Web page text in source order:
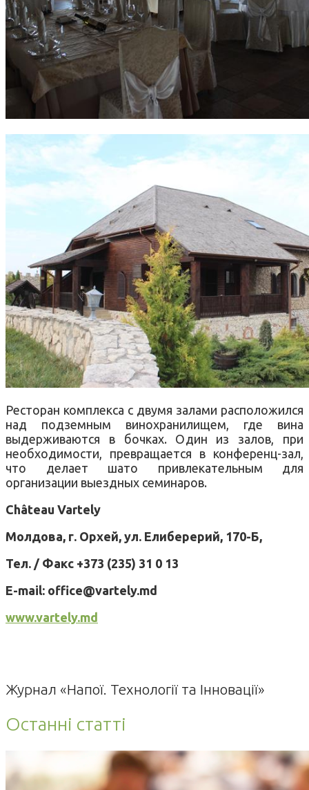
Ресторан комплекса с двумя залами расположился
над подземным винохранилищем, где вина
выдерживаются в бочках. Один из залов, при
необходимости, превращается в конференц-зал,
что делает шато привлекательным для
организации выездных семинаров.
Château Vartely
Молдова, г. Орхей, ул. Елиберерий, 170-Б,
Тел. / Факс +373 (235) 31 0 13
Е-mail: office@vartely.md
www.vartely.md
Журнал «Напої. Технології та Інновації»
Останні статті